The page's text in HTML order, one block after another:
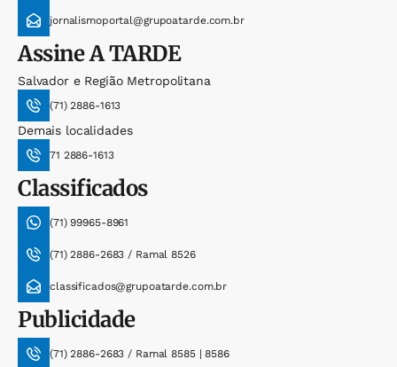
jornalismoportal@grupoatarde.com.br
AssineA TARDE
Salvador e Região Metropolitana
(71) 2886-1613
Demais localidades
71 2886-1613
Classificados
(71) 99965-8961
(71) 2886-2683 / Ramal 8526
classificados@grupoatarde.com.br
Publicidade
(71) 2886-2683 / Ramal 8585 | 8586